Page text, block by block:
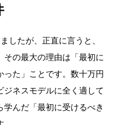
したが、正直に言うと、
その最大の理由は「最初に
た」ことです。数十万円
ジネスモデルに全く適して
んだ「最初に受けるべき